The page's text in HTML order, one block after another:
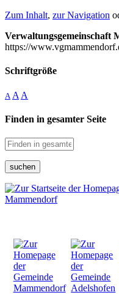
Zum Inhalt, zur Navigation
Verwaltungsgemeinschaft
https://
Schriftgröße
A A A
Finden in gesamter Seite
suchen